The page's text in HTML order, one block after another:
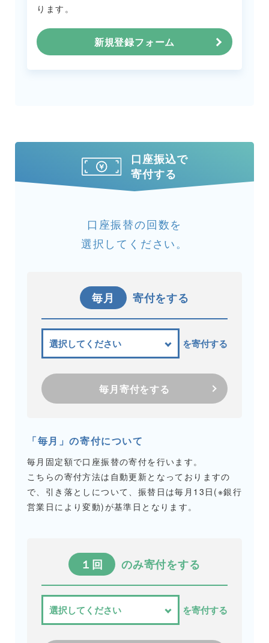
ります。
新規登録フォーム
口座振込で
寄付する
口座振替の回数を
選択してください。
毎月 寄付をする
を寄付する
毎月寄付をする
「毎月」の寄付について
毎月固定額で口座振替の寄付を行います。
こちらの寄付方法は自動更新となっておりますの
で、引き落としについて、振替日は毎月13日(※銀行
営業日により変動)が基準日となります。
１回 のみ寄付をする
を寄付する